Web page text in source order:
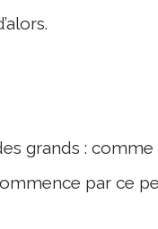
grands :
par ce